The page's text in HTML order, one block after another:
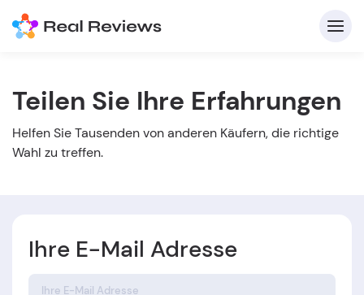
Teilen Sie Ihre Erfahrungen
Helfen Sie Tausenden von anderen Käufern, die richtige
Wahl zu treffen.
Ihre E-Mail Adresse